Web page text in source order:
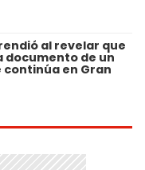
al revelar que
documento de un
en Gran